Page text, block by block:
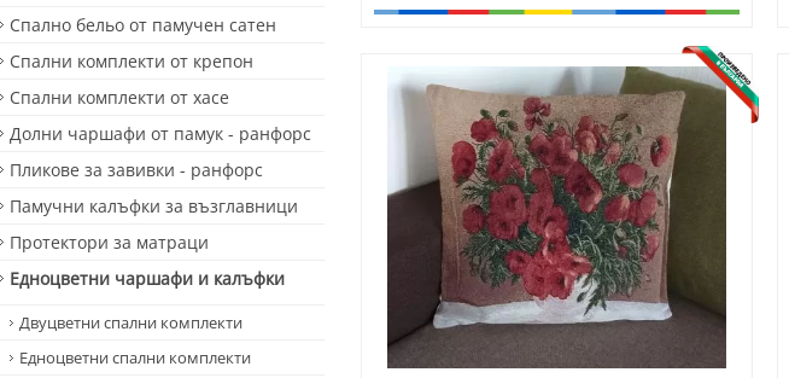
Спално бельо от памучен сатен
Спални комплекти от крепон
Спални комплекти от хасе
Долни чаршафи от памук - ранфорс
Пликове за завивки - ранфорс
Памучни калъфки за възглавници
Протектори за матраци
Едноцветни чаршафи и калъфки
Двуцветни спални комплекти
Едноцветни спални комплекти